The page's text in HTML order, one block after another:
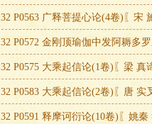
32 P0563 广释菩提心论(4卷)〖宋
32 P0572 金刚顶瑜伽中发阿耨多
32 P0575 大乘起信论(1卷)〖梁 真
32 P0583 大乘起信论(2卷)〖唐 实
32 P0591 释摩诃衍论(10卷)〖姚秦